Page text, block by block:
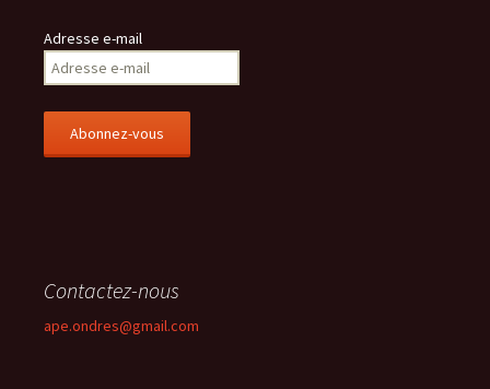
Adresse e-mail
Contactez-nous
ape.ondres@gmail.com